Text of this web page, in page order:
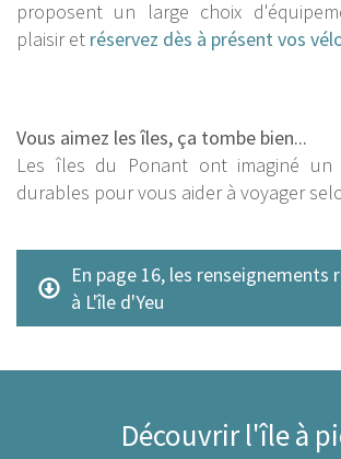
proposent un large choix
plaisir et réservez dès à présent vos
Vous aimez les îles, ça tombe bien...
Les îles du Ponant ont imaginé un
durables pour vous aider à voyager
En page 16, les renseignements
à L'île d'Yeu
Découvrir l'île à